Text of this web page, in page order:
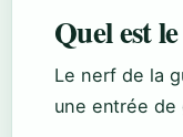
Quel est
Le nerf de la
une entrée de